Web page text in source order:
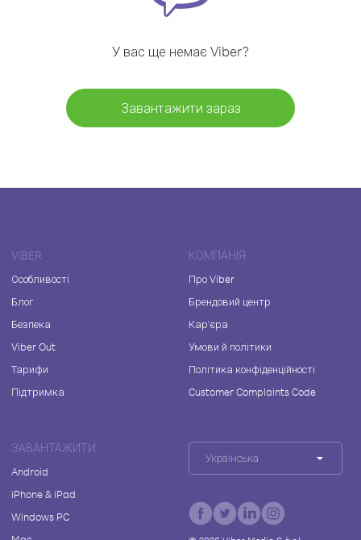
У вас ще немає Viber?
Завантажити зараз
VIBER
Особливості
Блог
Безпека
Viber Out
Тарифи
Підтримка
КОМПАНІЯ
Про Viber
Брендовий центр
Кар'єра
Умови й політики
Політика конфіденційності
Customer Complaints Code
ЗАВАНТАЖИТИ
Android
iPhone & iPad
Windows PC
Українська